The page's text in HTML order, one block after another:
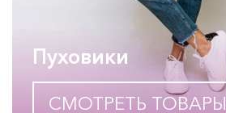
Пуховики
СМОТРЕТЬ ТОВАРЫ